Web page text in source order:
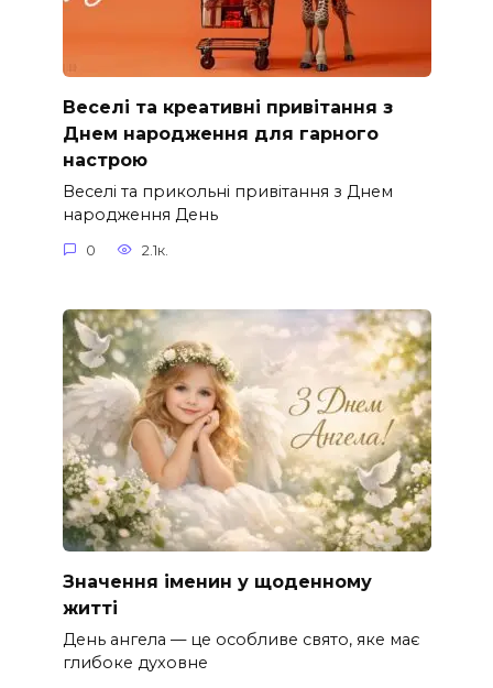
Веселі та креативні привітання з
Днем народження для гарного
настрою
Веселі та прикольні привітання з Днем
народження День
0 2.1к.
Значення іменин у щоденному
житті
День ангела — це особливе свято, яке має
глибоке духовне